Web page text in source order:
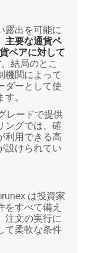
露出を可能に
主要な通貨ペ
ペアに対して
。結局のとこ
機関によって
ダーとして使
。
レードで提供
ングでは、確
利用できる高
設けられてい
は投資家
すべて備え
注文の実行に
て柔軟な条件